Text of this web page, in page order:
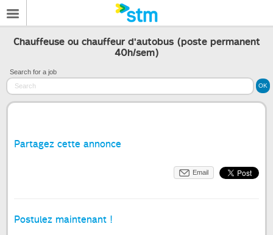
Chauffeuse ou chauffeur d'autobus (poste permanent
40h/sem)
Search for a job
Partagez cette annonce
Email
Postulez maintenant !